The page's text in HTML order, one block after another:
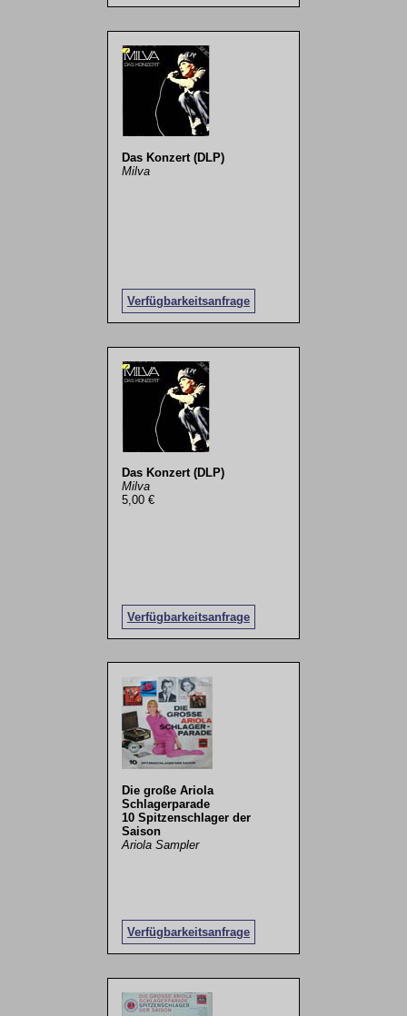
Das Konzert (DLP)
Milva
Verfügbarkeitsanfrage
Das Konzert (DLP)
Milva
5,00 €
Verfügbarkeitsanfrage
Die große Ariola
Schlagerparade
10 Spitzenschlager der
Saison
Ariola Sampler
Verfügbarkeitsanfrage